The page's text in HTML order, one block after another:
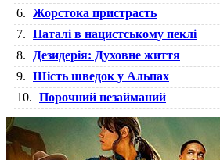
6. Жорстока пристрасть
7. Наталі в нацистському пеклі
8.
Дезидерія: Духовне життя
9. Шість шведок у Альпах
10. Порочний незайманий